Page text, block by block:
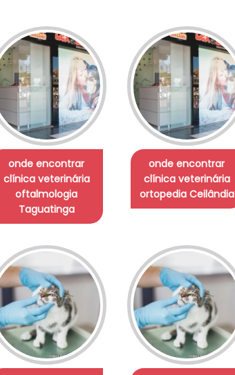
onde encontrar
clínica veterinária
oftalmologia
Taguatinga
onde encontrar
clínica veterinária
ortopedia Ceilândia